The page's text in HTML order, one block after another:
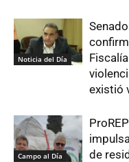
Noticia del Día
existió
Campo al Día
de